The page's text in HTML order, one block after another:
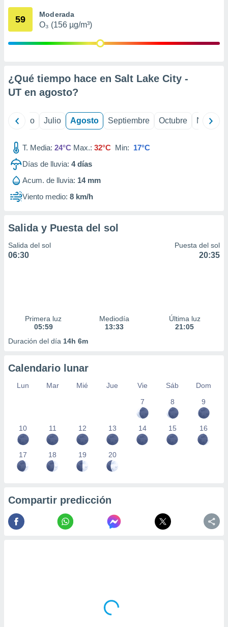
e
publicidad
1199
59 Moderada
O₃ (156 µg/m³)
¿Qué tiempo hace en Salt Lake City -
UT en agosto?
Junio Julio Agosto Septiembre Octubre
T. Media: 24°C Max.: 32°C Min: 17°C
Días de lluvia: 4días
Acum. de lluvia: 14 mm
Viento medio: 8 km/h
Salida y Puesta del sol
Salida del sol
06:30
Puesta del sol
20:35
Primera luz
05:59
Mediodía
13:33
Última luz
21:05
Duración del día 14h 6m
Calendario lunar
Lun Mar Mié Jue Vie Sáb
Dom
7
8 9
10 11 12 13 14 15 16
17 18 19 20
Compartir predicción